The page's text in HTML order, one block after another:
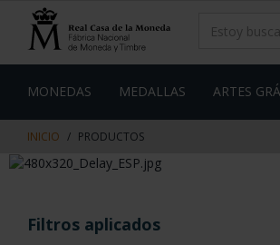
contenido
de
MONEDAS MEDALLAS ARTES
INICIO PRODUCTOS
Filtros aplicados